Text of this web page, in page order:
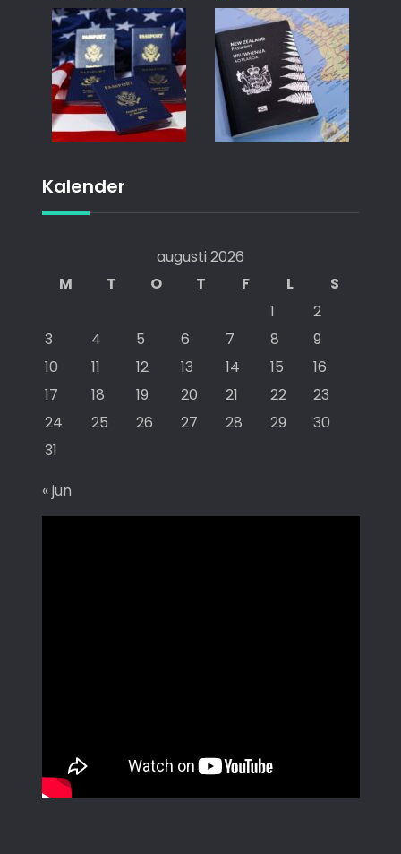
Kalender
augusti 2026
M
T O T F L
S
1
2
3
4 5 6 7 8
9
10
11 12 13 14 15
16
17
18 19 20 21 22
23
24
25 26 27 28 29
30
31
« jun